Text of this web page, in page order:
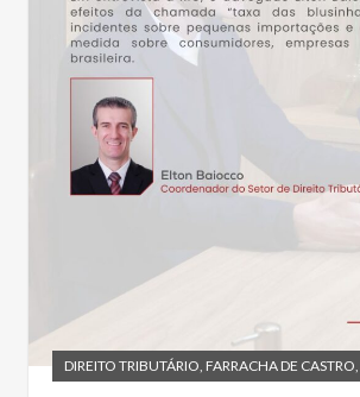
DIREITO TRIBUTÁRIO, FARRACHA DE CASTRO,